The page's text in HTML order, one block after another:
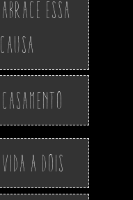
Abrace essa
Causa
Casamento
Vida a Dois